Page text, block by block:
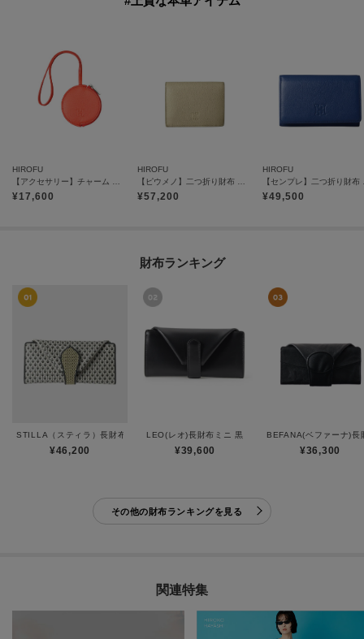
HIROFU
¥17,600
HIROFU
¥57,200
HIROFU
¥49,500
財布ランキング
STILLA（スティラ）長財布
¥46,200
LEO(レオ)長財布ミニ 黒
¥39,600
BEFANA(ベファーナ)長
¥36,300
その他の財布ランキングを見る
関連特集